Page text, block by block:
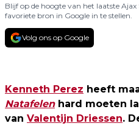
Blijf op de hoogte van het laatste
favoriete bron in Google in te stellen.
Volg ons op Google
Kenneth Perez heeft
Natafelenhard moeten
van Valentijn Driessen.